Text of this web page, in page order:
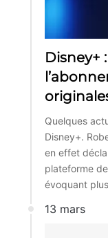
Disney+
Quelques
Disney+.
en effet
plateforme
évoquant
13 mars